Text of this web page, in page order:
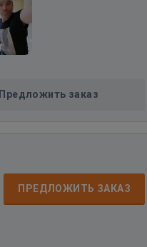
Предложить заказ
ПРЕДЛОЖИТЬ ЗАКАЗ